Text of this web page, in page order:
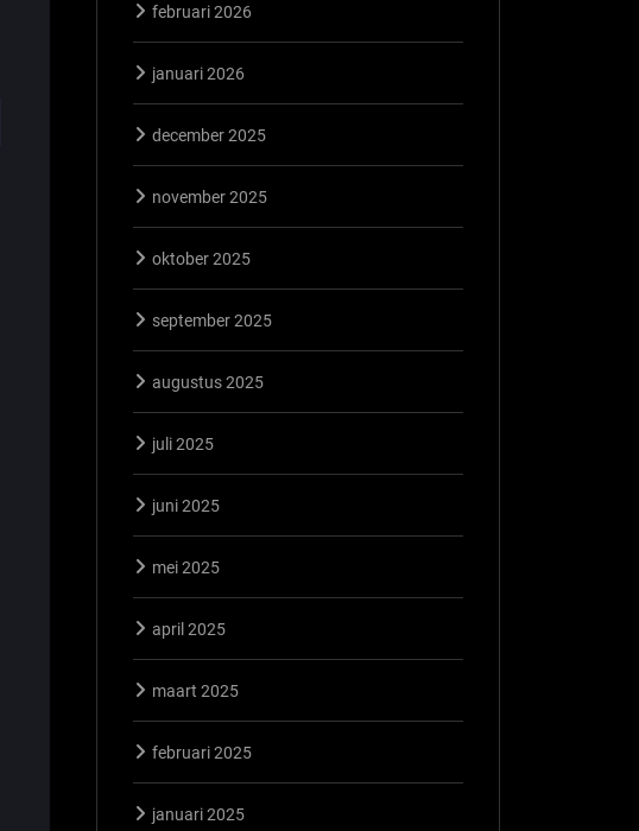
februari 2026
januari 2026
december 2025
november 2025
oktober 2025
september 2025
augustus 2025
juli 2025
juni 2025
mei 2025
april 2025
maart 2025
februari 2025
januari 2025